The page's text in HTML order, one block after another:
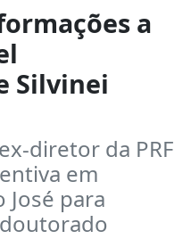
a
Silvinei
diretor da PRF
em
José para